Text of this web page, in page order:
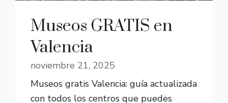
Museos GRATIS en
Valencia
noviembre 21, 2025
Museos gratis Valencia: guía actualizada
con todos los centros que puedes